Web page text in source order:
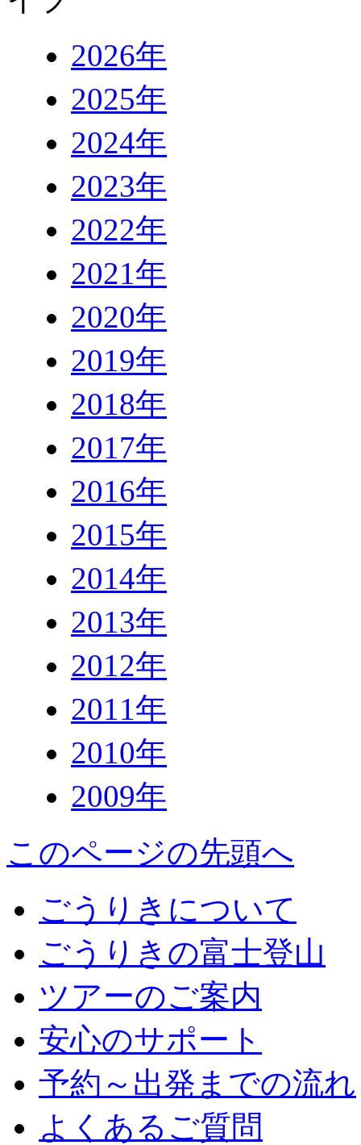
2026年
2025年
2024年
2023年
2022年
2021年
2020年
2019年
2018年
2017年
2016年
2015年
2014年
2013年
2012年
2011年
2010年
2009年
このページの先頭へ
ごうりきについて
ごうりきの富士登山
ツアーのご案内
安心のサポート
予約～出発までの流れ
よくあるご質問